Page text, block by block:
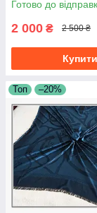
Готово до
2 000 ₴ 2 500 ₴
Купити
Топ –20%